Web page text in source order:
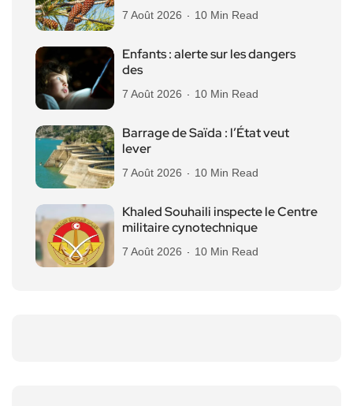
7 Août 2026 10 Min Read
Enfants : alerte sur les dangers
des
7 Août 2026 10 Min Read
Barrage de Saïda : l’État veut
lever
7 Août 2026 10 Min Read
Khaled Souhaili inspecte le Centre
militaire cynotechnique
7 Août 2026 10 Min Read